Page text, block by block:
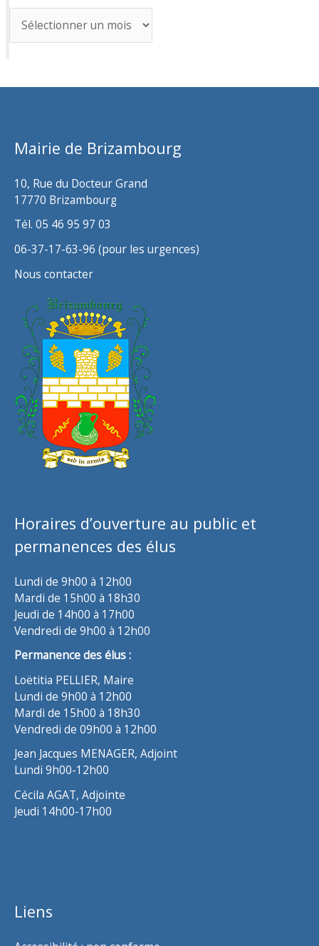
r
h
Mairie de Brizambourg
10, Rue du Docteur Grand
17770 Brizambourg
Tél. 05 46 95 97 03
06-37-17-63-96 (pour les urgences)
Nous contacter
Horaires d’ouverture au public et
permanences des élus
Lundi de 9h00 à 12h00
Mardi de 15h00 à 18h30
Jeudi de 14h00 à 17h00
Vendredi de 9h00 à 12h00
Permanence des élus :
Loëtitia PELLIER, Maire
Lundi de 9h00 à 12h00
Mardi de 15h00 à 18h30
Vendredi de 09h00 à 12h00
Jean Jacques MENAGER, Adjoint
Lundi 9h00-12h00
Cécila AGAT, Adjointe
Jeudi 14h00-17h00
Liens